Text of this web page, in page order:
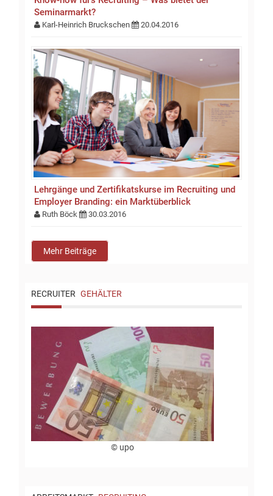
Seminarmarkt?
Karl-Heinrich Bruckschen 20.04.2016
Lehrgänge und Zertifikatskurse im Recruiting und
Employer Branding: ein Marktüberblick
Ruth Böck 30.03.2016
Mehr Beiträge
RECRUITER GEHÄLTER
© upo